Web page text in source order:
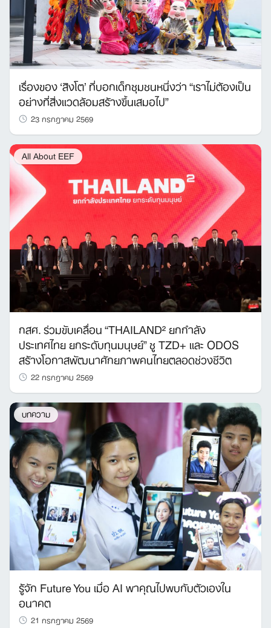
เรื่องของ ‘สิงโต’ ที่บอกเด็กชุมชนหนึ่งว่า “เราไม่ต้องเป็น
อย่างที่สิ่งแวดล้อมสร้างขึ้นเสมอไป”
23 กรกฎาคม 2569
All About EEF
กสศ. ร่วมขับเคลื่อน “THAILAND² ยกกำลัง
ประเทศไทย ยกระดับทุนมนุษย์” ชู TZD+ และ ODOS
สร้างโอกาสพัฒนาศักยภาพคนไทยตลอดช่วงชีวิต
22 กรกฎาคม 2569
บทความ
รู้จัก Future You เมื่อ AI พาคุณไปพบกับตัวเองใน
อนาคต
21 กรกฎาคม 2569